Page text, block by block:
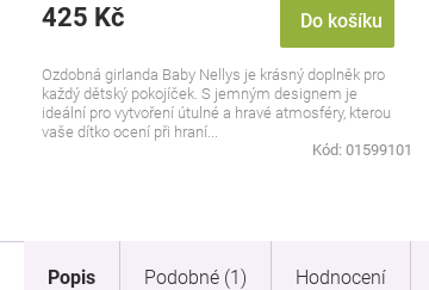
425 Kč Do košíku
Ozdobná girlanda Baby Nellys je krásný doplněk pro
každý dětský pokojíček. S jemným designem je
ideální pro vytvoření útulné a hravé atmosféry, kterou
vaše dítko ocení při hraní...
Kód: 01599101
Popis Podobné (1) Hodnocení